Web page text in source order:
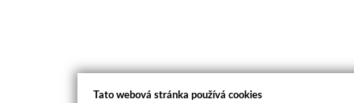
Tato webová stránka používá cookies